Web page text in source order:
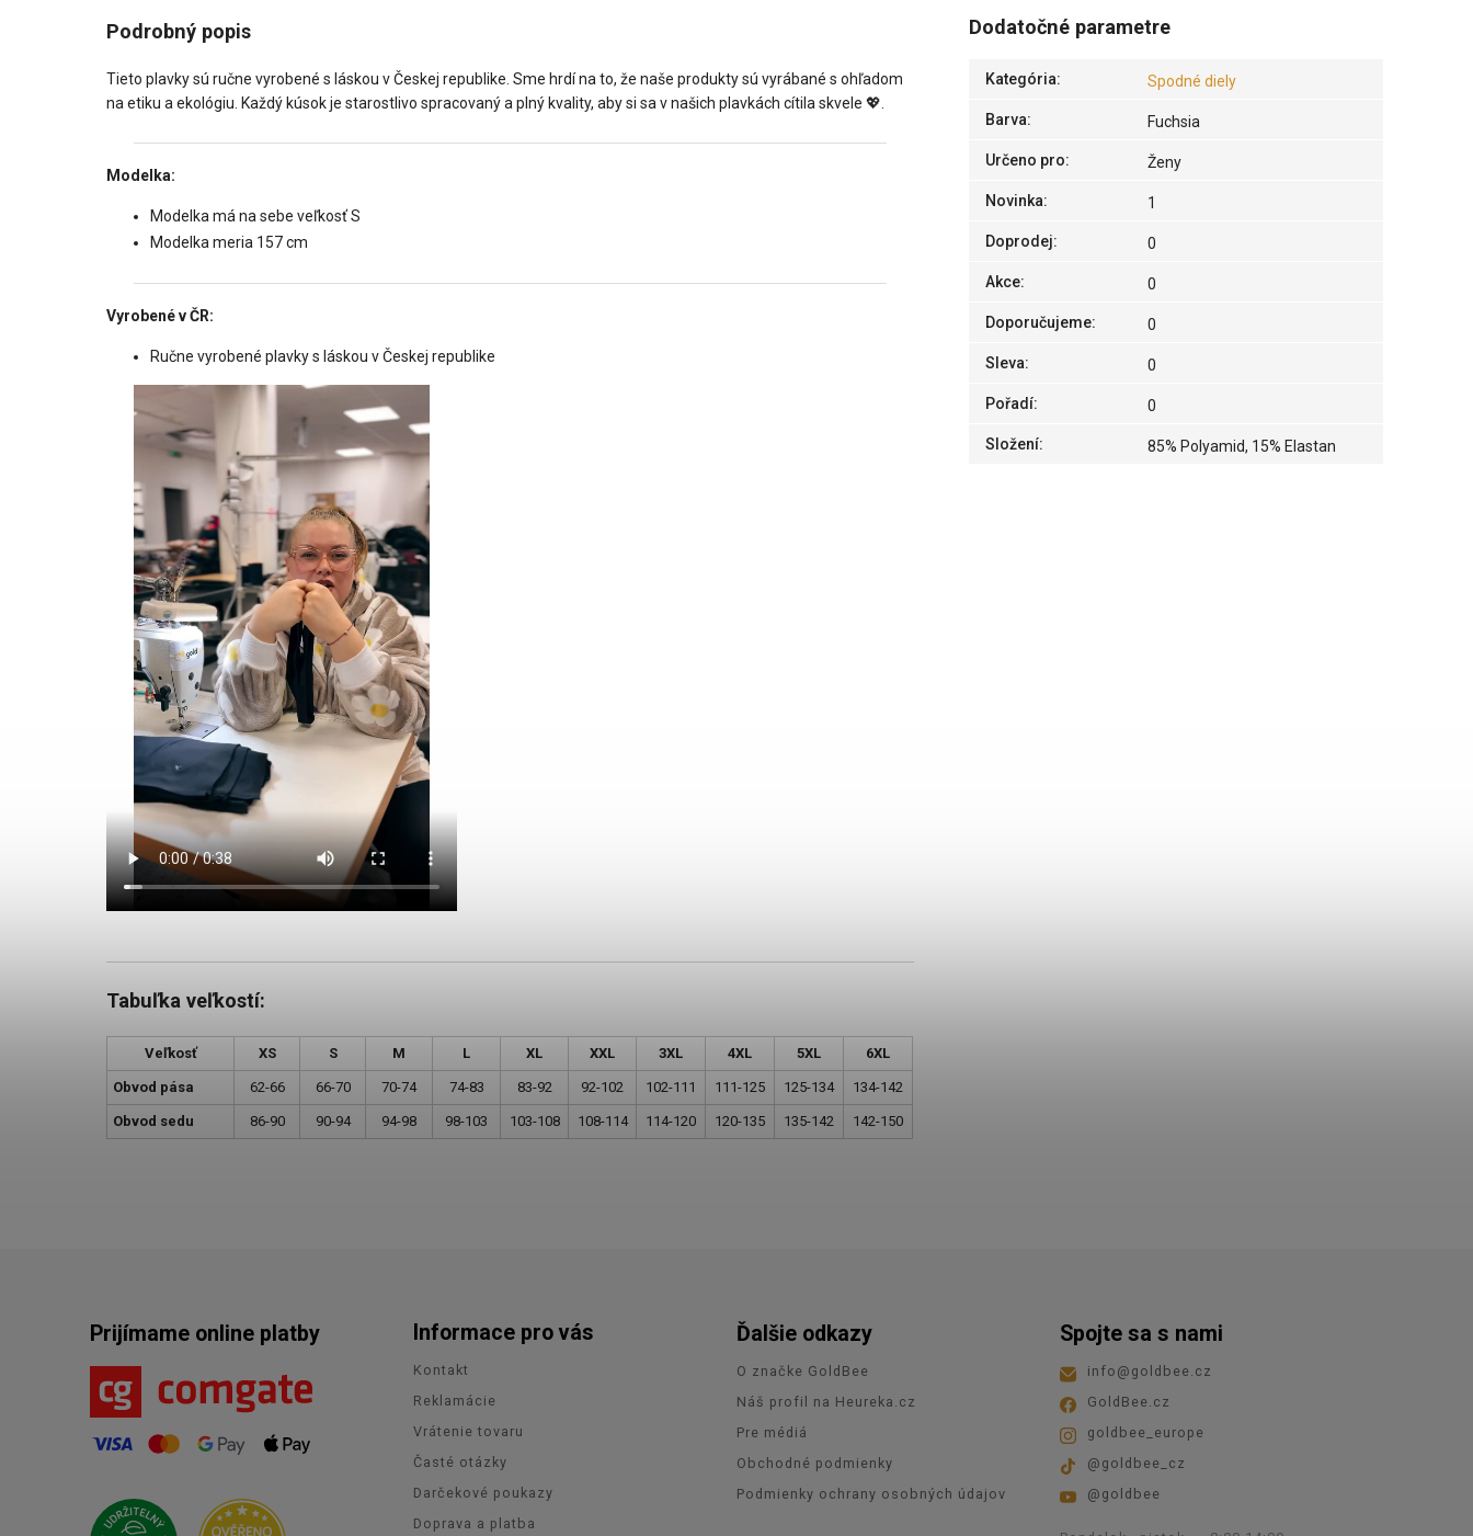
Podrobný popis
Tieto plavky sú ručne vyrobené s láskou v Českej republike. Sme hrdí na to, že naše produkty sú vyrábané s ohľadom
na etiku a ekológiu. Každý kúsok je starostlivo spracovaný a plný kvality, aby si sa v našich plavkách cítila skvele 💖.
Modelka:
Modelka má na sebe veľkosť S
Modelka meria 157 cm
Vyrobené v ČR:
Ručne vyrobené plavky s láskou v Českej republike
Tabuľka veľkostí:
Veľkosť XS S M L XL XXL 3XL 4XL 5XL 6XL
Obvod pása 62-66 66-70 70-74 74-83 83-92 92-102 102-111 111-125 125-134 134-142
Obvod sedu 86-90 90-94 94-98 98-103 103-108 108-114 114-120 120-135 135-142 142-150
Dodatočné parametre
Kategória: Spodné diely
Barva: Fuchsia
Určeno pro: Ženy
Novinka: 1
Doprodej: 0
Akce: 0
Doporučujeme: 0
Sleva: 0
Pořadí: 0
Složení: 85% Polyamid, 15% Elastan
Prijímame online platby Informace pro vás
Kontakt
Reklamácie
Vrátenie tovaru
Časté otázky
Darčekové poukazy
Doprava a platba
Ďalšie odkazy
O značke GoldBee
Náš profil na Heureka.cz
Pre médiá
Obchodné podmienky
Podmienky ochrany osobných údajov
Spojte sa s nami
info @ goldbee.cz
GoldBee.cz
goldbee_europe
@goldbee_cz
@goldbee